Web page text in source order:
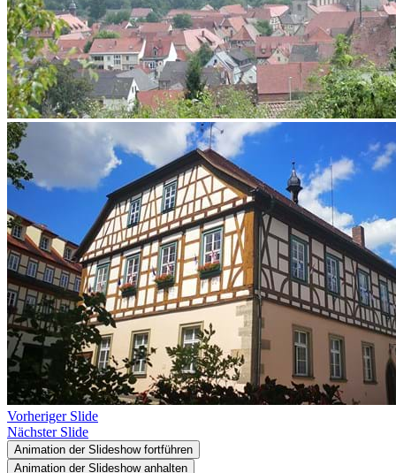
Vorheriger Slide
Nächster Slide
Animation der Slideshow fortführen
Animation der Slideshow anhalten